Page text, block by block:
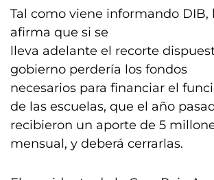
Tal como viene informando DIB,
afirma que si se
lleva adelante el recorte
gobierno perdería los fondos
necesarios para financiar el
de las escuelas, que el año
recibieron un aporte de 5
mensual, y deberá cerrarlas.